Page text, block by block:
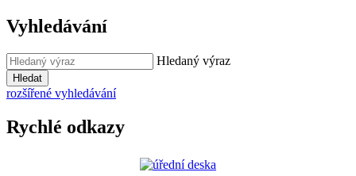
Vyhledávání
Hledaný výraz
Hledat
rozšířené vyhledávání
Rychlé odkazy